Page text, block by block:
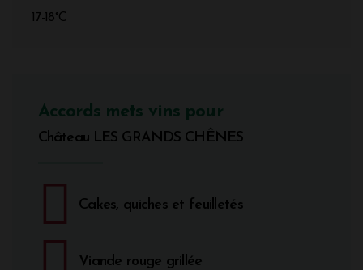
17-18°C
Accords mets vins pour
Château LES GRANDS CHÊNES
Cakes, quiches et feuilletés
Viande rouge grillée